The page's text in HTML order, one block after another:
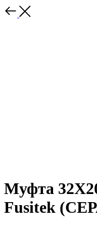
Муфта
Fusitek